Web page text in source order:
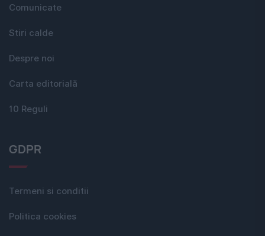
Comunicate
Stiri calde
Despre noi
Carta editorială
10 Reguli
GDPR
Termeni si conditii
Politica cookies